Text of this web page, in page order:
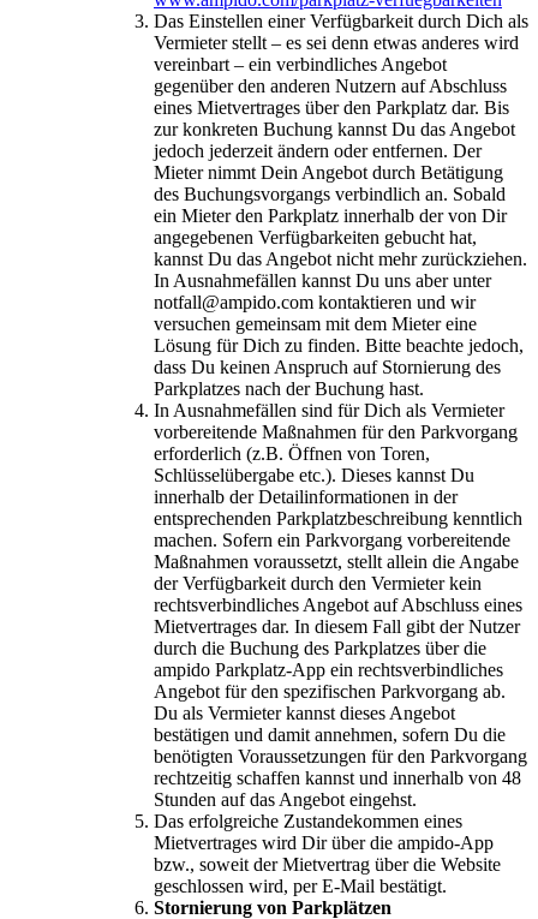
Das Einstellen einer Verfügbarkeit durch Dich als
Vermieter stellt – es sei denn etwas anderes wird
vereinbart – ein verbindliches Angebot
gegenüber den anderen Nutzern auf Abschluss
eines Mietvertrages über den Parkplatz dar. Bis
zur konkreten Buchung kannst Du das Angebot
jedoch jederzeit ändern oder entfernen. Der
Mieter nimmt Dein Angebot durch Betätigung
des Buchungsvorgangs verbindlich an. Sobald
ein Mieter den Parkplatz innerhalb der von Dir
angegebenen Verfügbarkeiten gebucht hat,
kannst Du das Angebot nicht mehr zurückziehen.
In Ausnahmefällen kannst Du uns aber unter
notfall@ampido.com kontaktieren und wir
versuchen gemeinsam mit dem Mieter eine
Lösung für Dich zu finden. Bitte beachte jedoch,
dass Du keinen Anspruch auf Stornierung des
Parkplatzes nach der Buchung hast.
In Ausnahmefällen sind für Dich als Vermieter
vorbereitende Maßnahmen für den Parkvorgang
erforderlich (z.B. Öffnen von Toren,
Schlüsselübergabe etc.). Dieses kannst Du
innerhalb der Detailinformationen in der
entsprechenden Parkplatzbeschreibung kenntlich
machen. Sofern ein Parkvorgang vorbereitende
Maßnahmen voraussetzt, stellt allein die Angabe
der Verfügbarkeit durch den Vermieter kein
rechtsverbindliches Angebot auf Abschluss eines
Mietvertrages dar. In diesem Fall gibt der Nutzer
durch die Buchung des Parkplatzes über die
ampido Parkplatz-App ein rechtsverbindliches
Angebot für den spezifischen Parkvorgang ab.
Du als Vermieter kannst dieses Angebot
bestätigen und damit annehmen, sofern Du die
benötigten Voraussetzungen für den Parkvorgang
rechtzeitig schaffen kannst und innerhalb von 48
Stunden auf das Angebot eingehst.
Das erfolgreiche Zustandekommen eines
Mietvertrages wird Dir über die ampido-App
bzw., soweit der Mietvertrag über die Website
geschlossen wird, per E-Mail bestätigt.
Stornierung von Parkplätzen